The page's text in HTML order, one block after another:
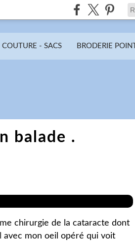
COUTURE - SACS BRODERIE
balade .
chirurgie de la cataracte dont
avec mon oeil opéré qui voit